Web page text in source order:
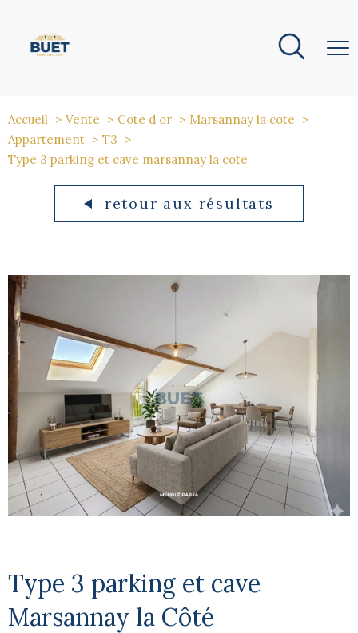
Accueil Vente Cote d or
Marsannay la cote
Appartement
T3
Type 3 parking et cave marsannay la cote
retour aux résultats
Type 3 parking et cave
Marsannay la Côté